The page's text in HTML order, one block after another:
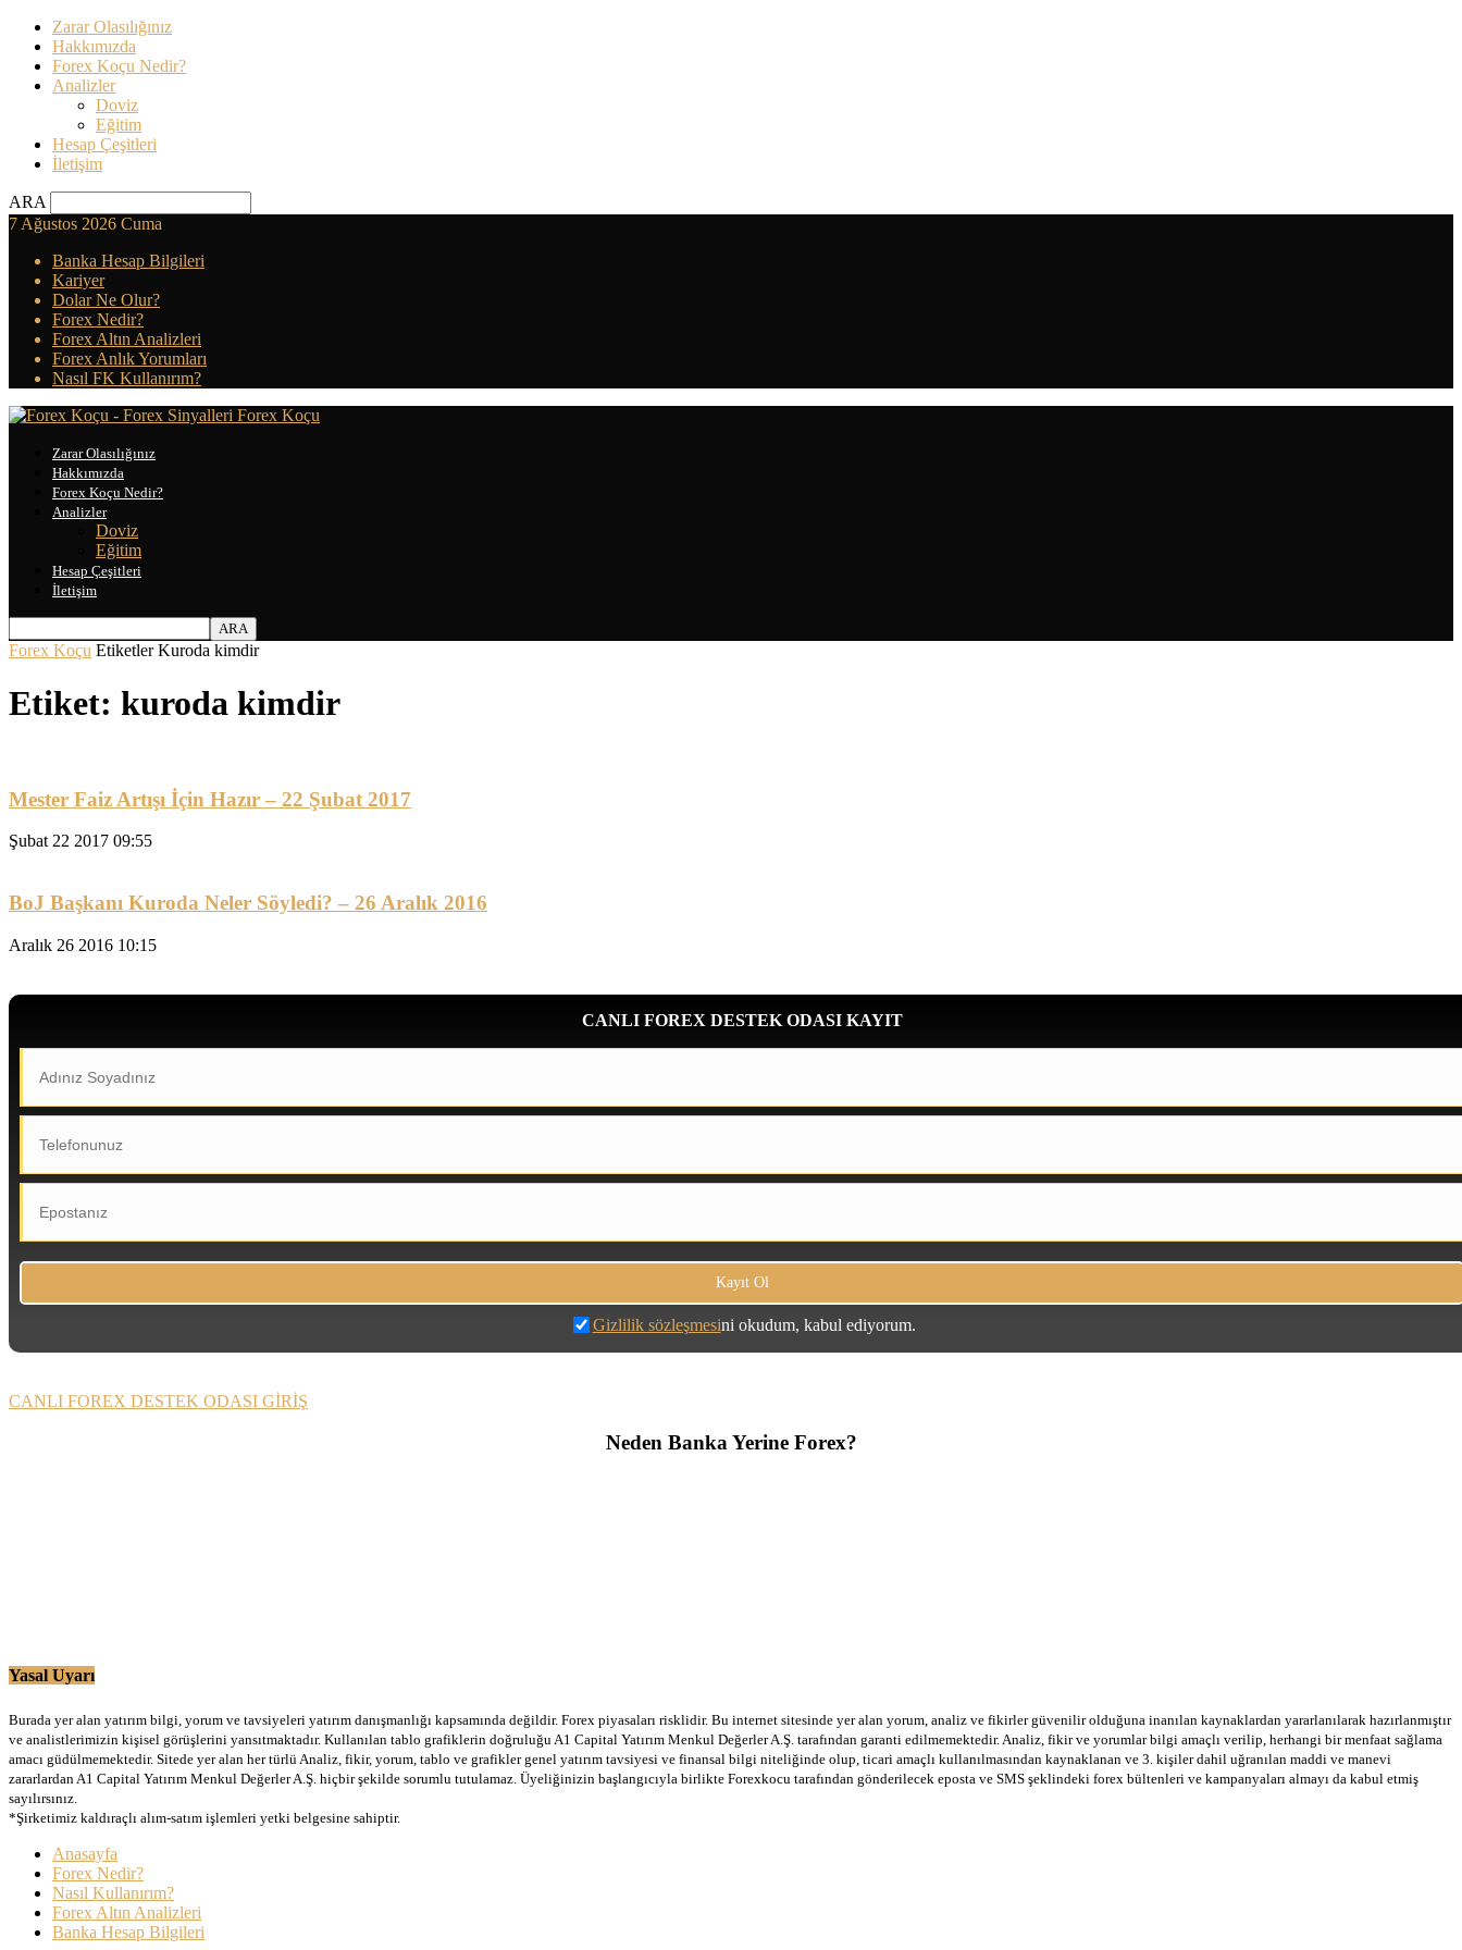
Zarar Olasılığınız
Hakkımızda
Forex Koçu Nedir?
Analizler
Doviz
Eğitim
Hesap Çeşitleri
İletişim
ARA
7 Ağustos 2026 Cuma
Banka Hesap Bilgileri
Kariyer
Dolar Ne Olur?
Forex Nedir?
Forex Altın Analizleri
Forex Anlık Yorumları
Nasıl FK Kullanırım?
Forex Koçu
Zarar Olasılığınız
Hakkımızda
Forex Koçu Nedir?
Analizler
Doviz
Eğitim
Hesap Çeşitleri
İletişim
Forex Koçu Etiketler Kuroda kimdir
Etiket: kuroda kimdir
Mester Faiz Artışı İçin Hazır – 22 Şubat 2017
Şubat 22 2017 09:55
BoJ Başkanı Kuroda Neler Söyledi? – 26 Aralık 2016
Aralık 26 2016 10:15
CANLI FOREX DESTEK ODASI KAYIT
Gizlilik sözleşmesini okudum, kabul ediyorum.
CANLI FOREX DESTEK ODASI GİRİŞ
Neden Banka Yerine Forex?
Yasal Uyarı
Burada yer alan yatırım bilgi, yorum ve tavsiyeleri yatırım danışmanlığı kapsamında değildir. Forex piyasaları risklidir. Bu internet sitesinde yer alan yorum, analiz ve fikirler güvenilir olduğuna inanılan kaynaklardan yararlanılarak hazırlanmıştır
ve analistlerimizin kişisel görüşlerini yansıtmaktadır. Kullanılan tablo grafiklerin doğruluğu A1 Capital Yatırım Menkul Değerler A.Ş. tarafından garanti edilmemektedir. Analiz, fikir ve yorumlar bilgi amaçlı verilip, herhangi bir menfaat sağlama
amacı güdülmemektedir. Sitede yer alan her türlü Analiz, fikir, yorum, tablo ve grafikler genel yatırım tavsiyesi ve finansal bilgi niteliğinde olup, ticari amaçlı kullanılmasından kaynaklanan ve 3. kişiler dahil uğranılan maddi ve manevi
zararlardan A1 Capital Yatırım Menkul Değerler A.Ş. hiçbir şekilde sorumlu tutulamaz. Üyeliğinizin başlangıcıyla birlikte Forexkocu tarafından gönderilecek eposta ve SMS şeklindeki forex bültenleri ve kampanyaları almayı da kabul etmiş
sayılırsınız.
*Şirketimiz kaldıraçlı alım-satım işlemleri yetki belgesine sahiptir.
Anasayfa
Forex Nedir?
Nasıl Kullanırım?
Forex Altın Analizleri
Banka Hesap Bilgileri